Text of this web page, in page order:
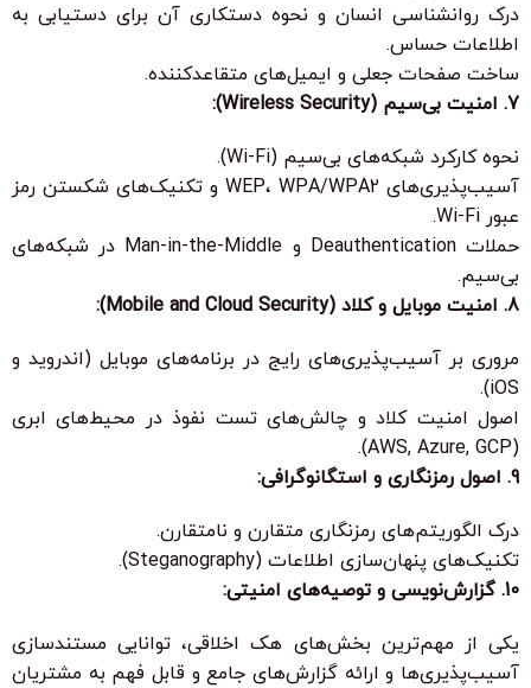
درک روانشناسی انسان و نحوه دستکاری آن برای دستیابی به
اطلاعات حساس.
ساخت صفحات جعلی و ایمیل‌های متقاعدکننده.
7. امنیت بی‌سیم (Wireless Security):
نحوه کارکرد شبکه‌های بی‌سیم (Wi-Fi).
آسیب‌پذیری‌های WEP، WPA/WPA2 و تکنیک‌های شکستن رمز
عبور Wi-Fi.
حملات Deauthentication و Man-in-the-Middle در شبکه‌های
بی‌سیم.
8. امنیت موبایل و کلاد (Mobile and Cloud Security):
مروری بر آسیب‌پذیری‌های رایج در برنامه‌های موبایل (اندروید و
iOS).
اصول امنیت کلاد و چالش‌های تست نفوذ در محیط‌های ابری
(AWS, Azure, GCP).
9. اصول رمزنگاری و استگانوگرافی:
درک الگوریتم‌های رمزنگاری متقارن و نامتقارن.
تکنیک‌های پنهان‌سازی اطلاعات (Steganography).
10. گزارش‌نویسی و توصیه‌های امنیتی:
یکی از مهم‌ترین بخش‌های هک اخلاقی، توانایی مستندسازی
آسیب‌پذیری‌ها و ارائه گزارش‌های جامع و قابل فهم به مشتریان